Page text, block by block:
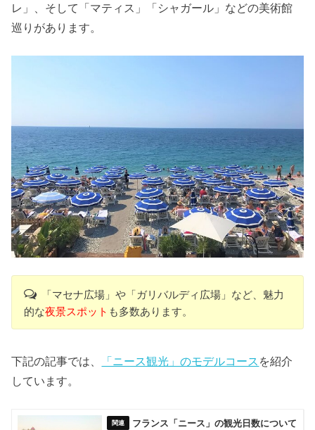
レ」、そして「マティス」「シャガール」などの美術館
巡りがあります。
「マセナ広場」や「ガリバルディ広場」など、魅力
的な夜景スポット も多数あります。
下記の記事では、 「ニース観光」のモデルコース を紹介
しています。
フランス「ニース」の観光日数について